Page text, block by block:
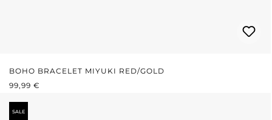
BOHO BRACELET MIYUKI RED/GOLD
REGULÄRER PREIS:
99,99 €
SALE